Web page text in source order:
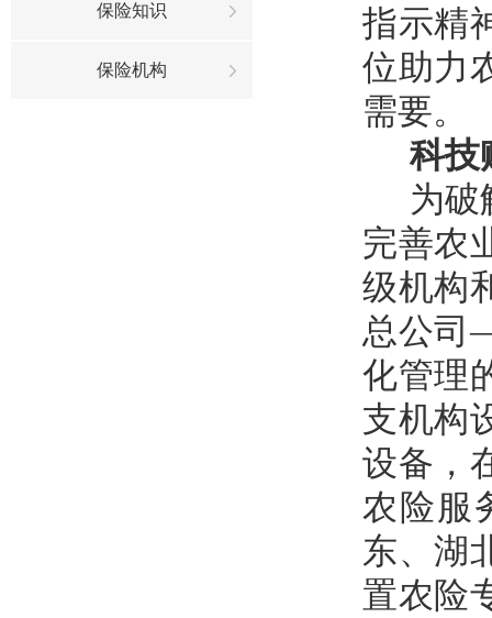
保险知识
保险机构
指示精
位助力
需要。
科技
为破
完善农
级机构
总公司
化管理
支机构
设备，
农险服
东、湖
置农险